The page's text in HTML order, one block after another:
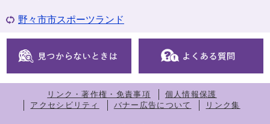
野々市市スポーツランド
リンク・著作権・免責事項
個人情報保護
アクセシビリティ
バナー広告について リンク集